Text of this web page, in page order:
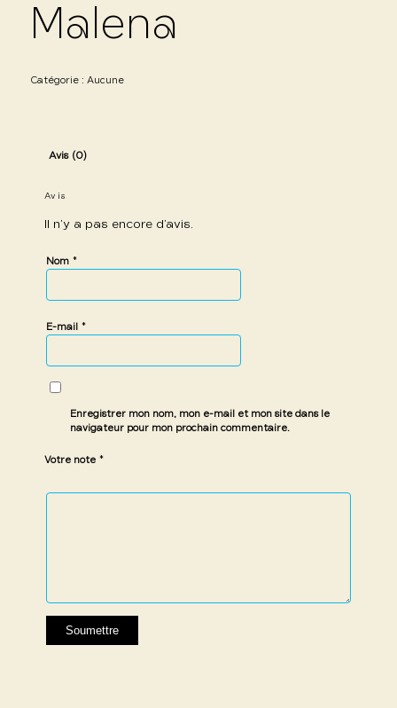
Malena
Catégorie : Aucune
Avis (0)
Avis
Il n’y a pas encore d’avis.
Nom *
E-mail *
Enregistrer mon nom, mon e-mail et mon site dans le
navigateur pour mon prochain commentaire.
Votre note *
1 étoile
2 étoiles
3 étoiles
4 étoiles
5 étoiles